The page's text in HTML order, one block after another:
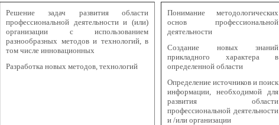
Решение задач развития области
профессиональной деятельности и (или)
организации с использованием
разнообразных методов и технологий, в
том числе инновационных
Разработка новых методов, технологий
Понимание методологических
основ профессиональной
деятельности
Создание новых знаний
прикладного характера в
определенной области
Определение источников и поиск
информации, необходимой для
развития области
профессиональной деятельности
и /или организации